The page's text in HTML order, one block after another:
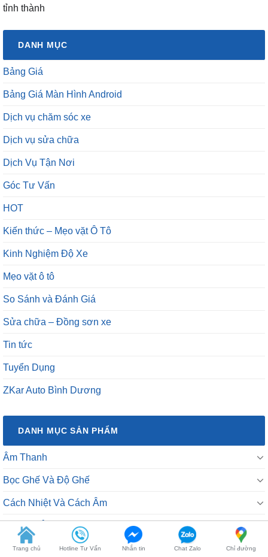
tỉnh thành
DANH MỤC
Bảng Giá
Bảng Giá Màn Hình Android
Dịch vụ chăm sóc xe
Dịch vụ sửa chữa
Dịch Vụ Tận Nơi
Góc Tư Vấn
HOT
Kiến thức – Mẹo vặt Ô Tô
Kinh Nghiệm Độ Xe
Mẹo vặt ô tô
So Sánh và Đánh Giá
Sửa chữa – Đồng sơn xe
Tin tức
Tuyển Dụng
ZKar Auto Bình Dương
DANH MỤC SẢN PHẨM
Âm Thanh
Bọc Ghế Và Độ Ghế
Cách Nhiệt Và Cách Âm
Camera Ô Tô
Chăm Sóc Xe Hơi
Trang chủ Hotline Tư Vấn Nhắn tin Chat Zalo Chỉ đường